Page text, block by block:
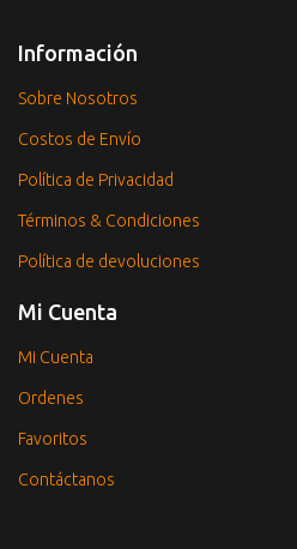
Información
Sobre Nosotros
Costos de Envío
Política de Privacidad
Términos & Condiciones
Política de devoluciones
Mi Cuenta
Mi Cuenta
Ordenes
Favoritos
Contáctanos